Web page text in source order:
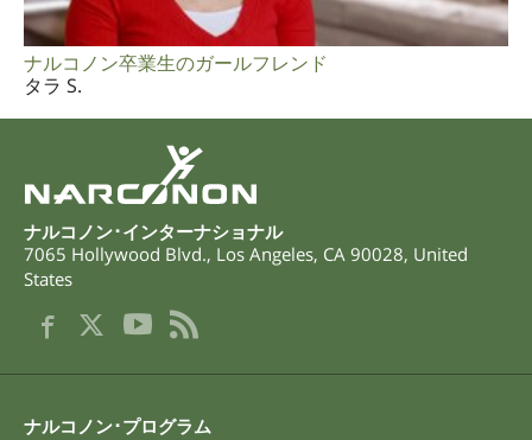
ナルコノン卒業生のガールフレンド
タラ S.
ナルコノン･インターナショナル
7065 Hollywood Blvd., Los Angeles, CA 90028, United
States
ナルコノン･プログラム